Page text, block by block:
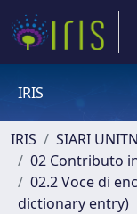
IRIS
IRIS
SIARI UNITN
02 Contributo
02.2 Voce di
dictionary entry)